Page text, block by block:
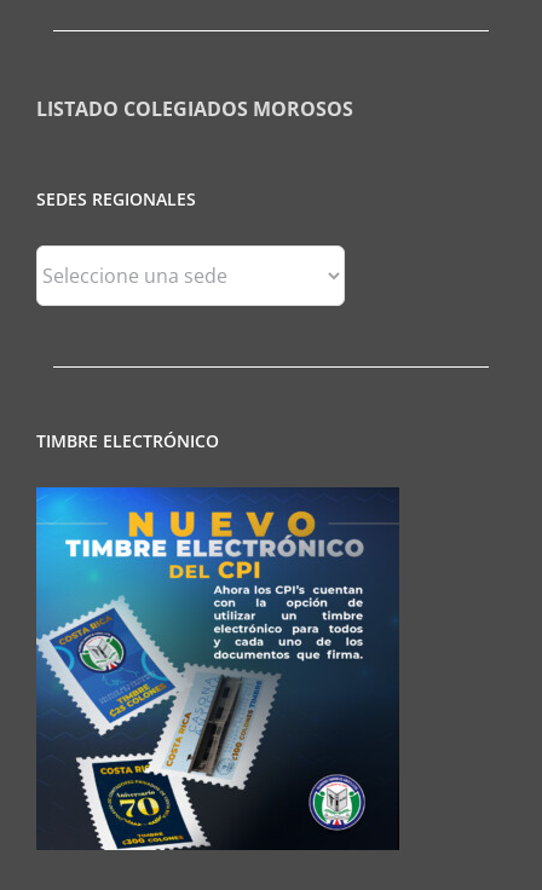
LISTADO COLEGIADOS MOROSOS
SEDES REGIONALES
Sedes
Regionales
TIMBRE ELECTRÓNICO